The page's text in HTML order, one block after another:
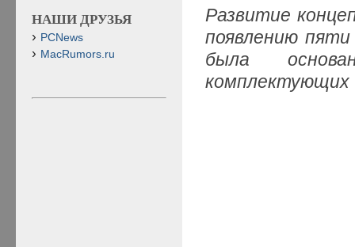
Развитие
появлению
была
комплектующих
НАШИ ДРУЗЬЯ
PCNews
MacRumors.ru